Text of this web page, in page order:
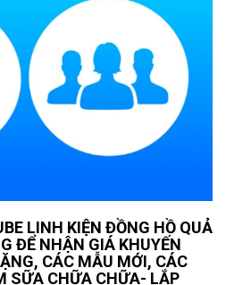
LINH KIỆN ĐỒNG HỒ QUẢ
ĐỂ NHẬN GIÁ KHUYẾN
CÁC MẪU MỚI, CÁC
SỮA CHỮA CHỮA- LẮP